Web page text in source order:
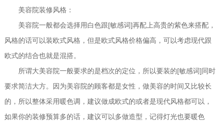
美容院装修风格：
美容院一般都会选择用白色跟[敏感词]再配上高贵的紫色来搭配，
风格的话可以装欧式风格，但是欧式风格价格偏高，可以考虑现代跟
欧式的结合也就是混搭。
所谓大美容院一般要求的是档次的定位，所以要装的[敏感词]同时
要求简洁大方。因为美容院的顾客都是女性，做美容的时间又比较长
的，所以整体采用暖色调，建议做成欧式的或者是现代风格都可以，
如果你的装修预算多的话，建议可以多做造型，记得灯光也要暖色